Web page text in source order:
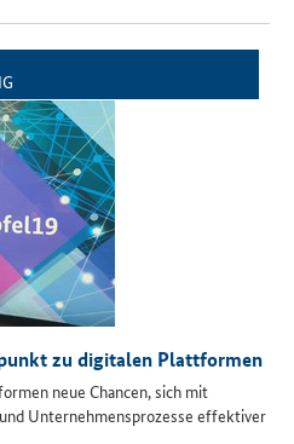
zu digitalen Plattformen
neue Chancen, sich mit
Unternehmensprozesse effektiver